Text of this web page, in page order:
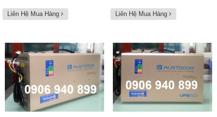
Liên Hệ Mua Hàng Liên Hệ Mua Hàng